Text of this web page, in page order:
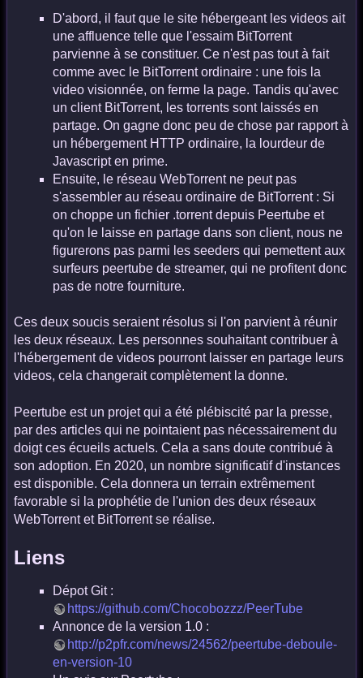
D'abord, il faut que le site hébergeant les videos ait
une affluence telle que l'essaim BitTorrent
parvienne à se constituer. Ce n'est pas tout à fait
comme avec le BitTorrent ordinaire : une fois la
video visionnée, on ferme la page. Tandis qu'avec
un client BitTorrent, les torrents sont laissés en
partage. On gagne donc peu de chose par rapport à
un hébergement HTTP ordinaire, la lourdeur de
Javascript en prime.
Ensuite, le réseau WebTorrent ne peut pas
s'assembler au réseau ordinaire de BitTorrent : Si
on choppe un fichier .torrent depuis Peertube et
qu'on le laisse en partage dans son client, nous ne
figurerons pas parmi les seeders qui pemettent aux
surfeurs peertube de streamer, qui ne profitent donc
pas de notre fourniture.
Ces deux soucis seraient résolus si l'on parvient à réunir
les deux réseaux. Les personnes souhaitant contribuer à
l'hébergement de videos pourront laisser en partage leurs
videos, cela changerait complètement la donne.
Peertube est un projet qui a été plébiscité par la presse,
par des articles qui ne pointaient pas nécessairement du
doigt ces écueils actuels. Cela a sans doute contribué à
son adoption. En 2020, un nombre significatif d'instances
est disponible. Cela donnera un terrain extrêmement
favorable si la prophétie de l'union des deux réseaux
WebTorrent et BitTorrent se réalise.
Liens
Dépot Git :
https://github.com/Chocobozzz/PeerTube
Annonce de la version 1.0 :
http://p2pfr.com/news/24562/peertube-deboule-
en-version-10